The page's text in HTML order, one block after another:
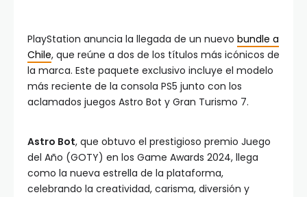
PlayStation anuncia la llegada de un nuevo bundle a
Chile, que reúne a dos de los títulos más icónicos de
la marca. Este paquete exclusivo incluye el modelo
más reciente de la consola PS5 junto con los
aclamados juegos Astro Bot y Gran Turismo 7.
Astro Bot, que obtuvo el prestigioso premio Juego
del Año (GOTY) en los Game Awards 2024, llega
como la nueva estrella de la plataforma,
celebrando la creatividad, carisma, diversión y